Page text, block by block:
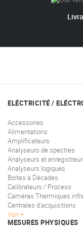
ELÉCTRICITÉ /
Accessoires
Alimentations
Amplificateurs
Analyseurs de spectres
Analyseurs et
Analyseurs logiques
Boites à Décades
Calibrateurs / Process
Caméras Thermiques
Centrales d'acquisitions
Voir
MESURES PHYSIQUES